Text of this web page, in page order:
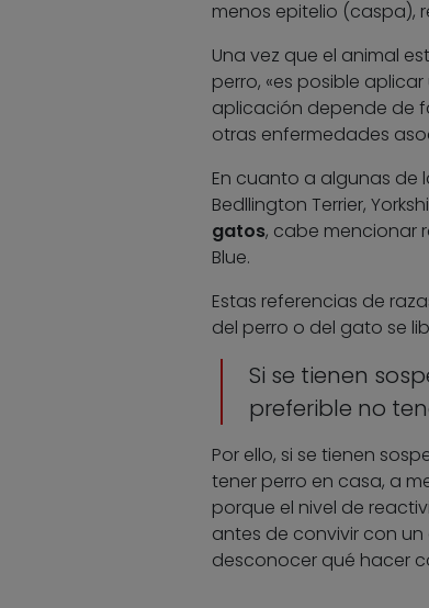
menos epitelio (caspa),
Una vez que el animal
perro, «es posible
aplicación depende de
otras enfermedades
En cuanto a algunas de
Bedllington Terrier,
gatos, cabe mencionar
Blue.
Estas referencias de
del perro o del gato se
Si se tienen
preferible no
Por ello, si se tienen
tener perro en casa, a
porque el nivel de
antes de convivir con
desconocer qué hacer